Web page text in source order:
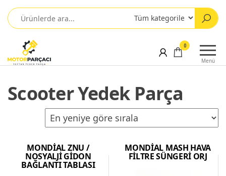
Menü
0
Scooter Yedek Parça
MONDİAL ZNU /
NOSYALJİ GİDON
BAĞLANTI TABLASI
MONDİAL MASH HAVA
FİLTRE SÜNGERİ ORJ